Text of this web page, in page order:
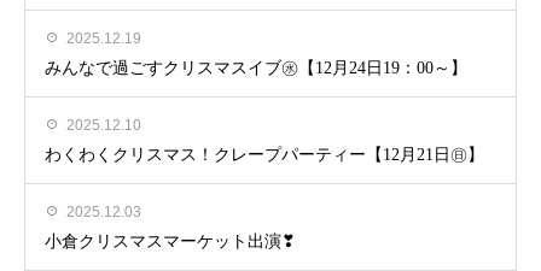
2025.12.19
みんなで過ごすクリスマスイブ㊌【12月24日19：00～】
2025.12.10
わくわくクリスマス！クレープパーティー【12月21日㊐】
2025.12.03
小倉クリスマスマーケット出演❣